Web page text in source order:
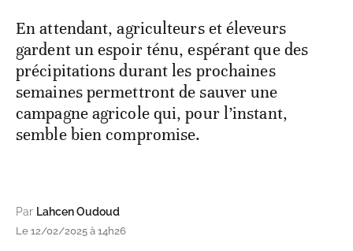
En attendant, agriculteurs et éleveurs
gardent un espoir ténu, espérant que des
précipitations durant les prochaines
semaines permettront de sauver une
campagne agricole qui, pour l’instant,
semble bien compromise.
Par Lahcen Oudoud
Le 12/02/2025 à 14h26